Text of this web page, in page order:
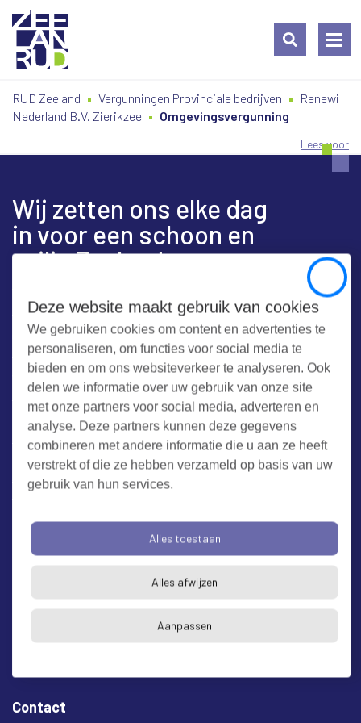
Close
Deze website maakt gebruik van cookies
We gebruiken cookies om content en advertenties te
personaliseren, om functies voor social media te
bieden en om ons websiteverkeer te analyseren. Ook
delen we informatie over uw gebruik van onze site
met onze partners voor social media, adverteren en
analyse. Deze partners kunnen deze gegevens
combineren met andere informatie die u aan ze heeft
verstrekt of die ze hebben verzameld op basis van uw
gebruik van hun services.
Alles toestaan
Alles afwijzen
Aanpassen
naar
naarRUD Zeeland Vergunningen Provinciale bedrijven
Renewi
Nederland B.V. Zierikzee
Omgevingsvergunning
Lees voor
Wij zetten ons elke dag
in voor een schoon en
veilig Zeeland
Contact
Werken bij RUD Zeeland
Milieuklacht melden
Algemene voorwaarden
Toegankelijkheid
Bezoekadres en postadres
* op afspraak
RUD Zeeland
Buitenruststraat 6
Contact